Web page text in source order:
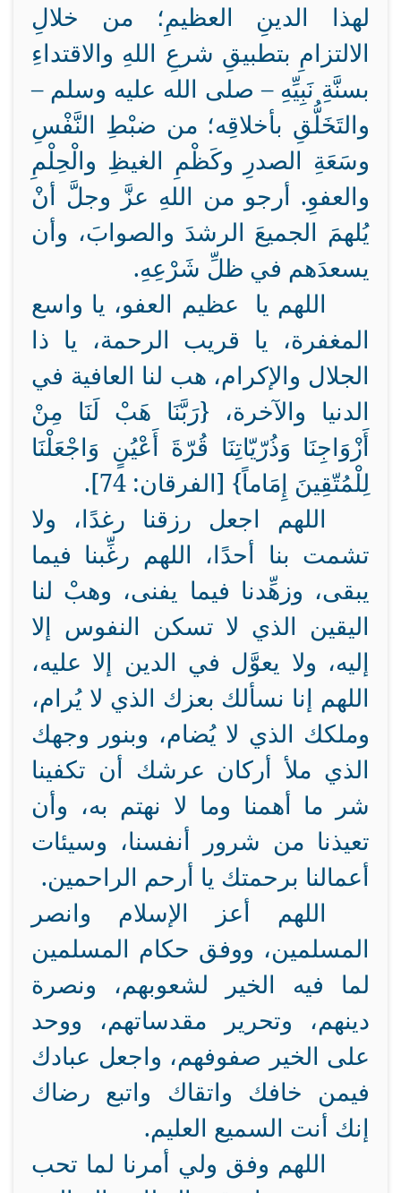
لهذا الدينِ العظيمِ؛ من خلالِ
الالتزامِ بتطبيقِ شرعِ اللهِ والاقتداءِ
بسنَّةِ نَبِيِّهِ– صلى الله عليه وسلم –
والتَخَلُّقِ بأخلاقِه؛ من ضبْطِ النَّفْسِ
وسَعَةِ الصدرِ وكَظْمِ الغيظِ والْحِلْمِ
والعفوِ. أرجو من اللهِ عزَّ وجلَّ أنْ
يُلهمَ الجميعَ الرشدَ والصوابَ، وأن
يسعدَهم في ظلِّ شَرْعِهِ.
اللهم يا عظيم العفو، يا واسع
المغفرة، يا قريب الرحمة، يا ذا
الجلال والإكرام، هب لنا العافية في
الدنيا والآخرة، {رَبَّنَا هَبْ لَنَا مِنْ
أَزْوَاجِنَا وَذُرّيّاتِنَا قُرّةَ أَعْيُنٍ وَاجْعَلْنَا
لِلْمُتّقِينَ إِمَاماً} [الفرقان: 74].
اللهم اجعل رزقنا رغدًا، ولا
تشمت بنا أحدًا، اللهم رغِّبنا فيما
يبقى، وزهِّدنا فيما يفنى، وهبْ لنا
اليقين الذي لا تسكن النفوس إلا
إليه، ولا يعوَّل في الدين إلا عليه،
اللهم إنا نسألك بعزك الذي لا يُرام،
وملكك الذي لا يُضام، وبنور وجهك
الذي ملأ أركان عرشك أن تكفينا
شر ما أهمنا وما لا نهتم به، وأن
تعيذنا من شرور أنفسنا، وسيئات
أعمالنا برحمتك يا أرحم الراحمين.
اللهم أعز الإسلام وانصر
المسلمين، ووفق حكام المسلمين
لما فيه الخير لشعوبهم، ونصرة
دينهم، وتحرير مقدساتهم، ووحد
على الخير صفوفهم، واجعل عبادك
فيمن خافك واتقاك واتبع رضاك
إنك أنت السميع العليم.
اللهم وفق ولي أمرنا لما تحب